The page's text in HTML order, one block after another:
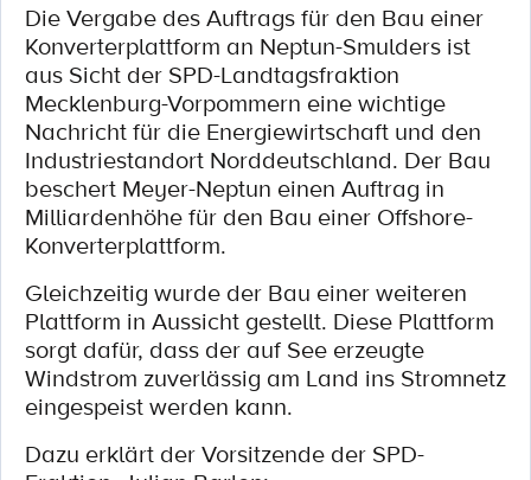
Die Vergabe des Auftrags für den Bau einer
Konverterplattform an Neptun-Smulders ist
aus Sicht der SPD-Landtagsfraktion
Mecklenburg-Vorpommern eine wichtige
Nachricht für die Energiewirtschaft und den
Industriestandort Norddeutschland. Der Bau
beschert Meyer-Neptun einen Auftrag in
Milliardenhöhe für den Bau einer Offshore-
Konverterplattform.
Gleichzeitig wurde der Bau einer weiteren
Plattform in Aussicht gestellt. Diese Plattform
sorgt dafür, dass der auf See erzeugte
Windstrom zuverlässig am Land ins Stromnetz
eingespeist werden kann.
Dazu erklärt der Vorsitzende der SPD-